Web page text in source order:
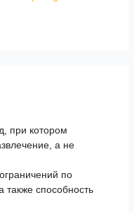
при котором
а не
по
способность